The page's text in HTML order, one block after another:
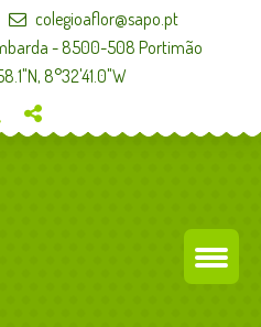
colegioaflor@sapo.pt
- 8500-508 Portimão
8°32'41.0"W